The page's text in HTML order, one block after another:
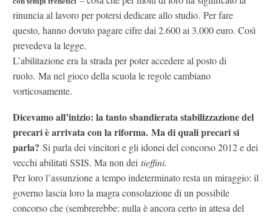
rinuncia al lavoro per potersi dedicare allo studio. Per fare
questo, hanno dovuto pagare cifre dai 2.600 ai 3.000 euro. Così
prevedeva la legge.
L’abilitazione era la strada per poter accedere al posto di
ruolo. Ma nel gioco della scuola le regole cambiano
vorticosamente.
Dicevamo all’inizio: la tanto sbandierata stabilizzazione del
precari è arrivata con la riforma. Ma di quali precari si
parla? Si parla dei vincitori e gli idonei del concorso 2012 e dei
vecchi abilitati SSIS. Ma non dei tieffini.
Per loro l’assunzione a tempo indeterminato resta un miraggio: il
governo lascia loro la magra consolazione di un possibile
concorso che (sembrerebbe: nulla è ancora certo in attesa del